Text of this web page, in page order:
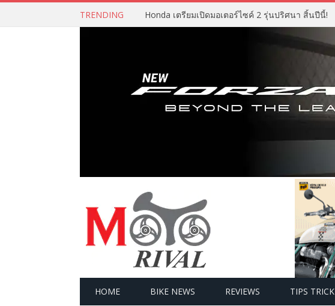
TRENDING Honda เตรียมเปิดมอเตอร์ไซค์ 2 รุ่นปริศนา สิ้นปีนี้!
HOME BIKE NEWS REVIEWS TIPS TRICK